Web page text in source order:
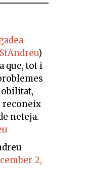
)
que, tot i
reconeix
neteja.
2,